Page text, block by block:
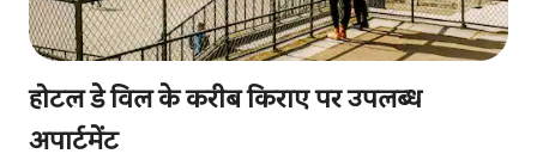
होटल डे विल के करीब किराए पर उपलब्ध
अपार्टमेंट